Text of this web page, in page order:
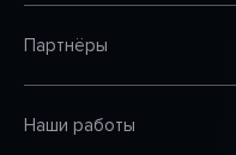
Партнёры
Наши работы